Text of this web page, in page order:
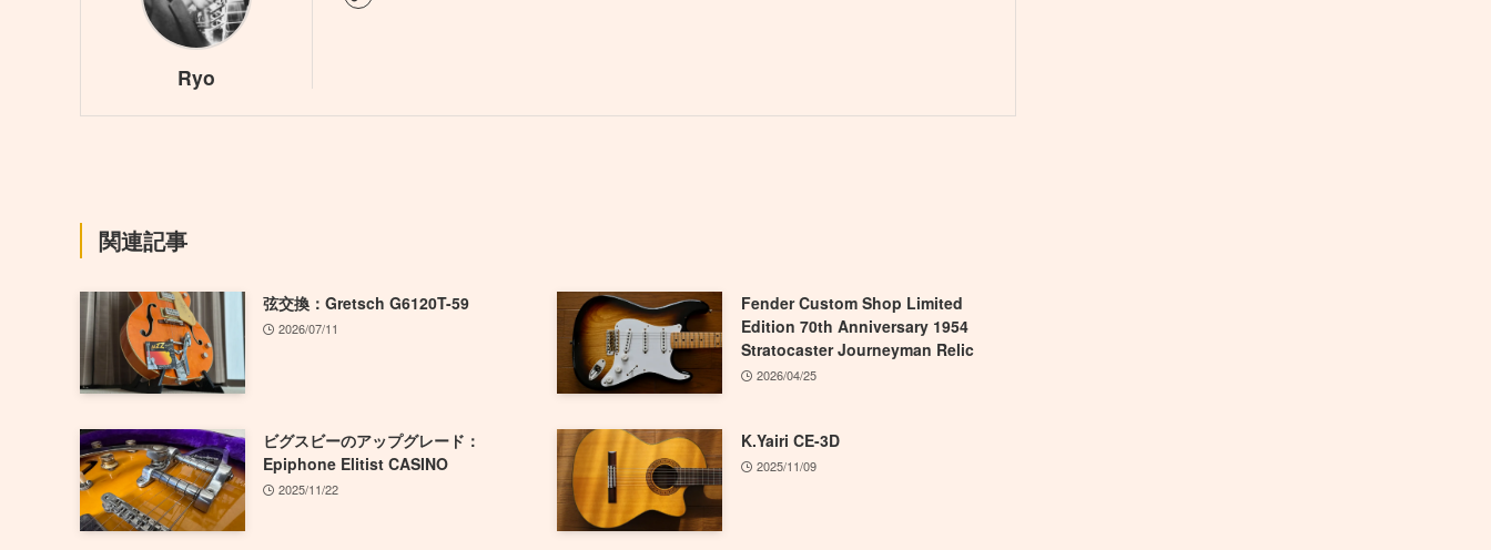
Ryo
関連記事
弦交換：Gretsch G6120T-59
2026/07/11
Fender Custom Shop Limited
Edition 70th Anniversary 1954
Stratocaster Journeyman Relic
2026/04/25
ビグスビーのアップグレード：
Epiphone Elitist CASINO
2025/11/22
K.Yairi CE-3D
2025/11/09